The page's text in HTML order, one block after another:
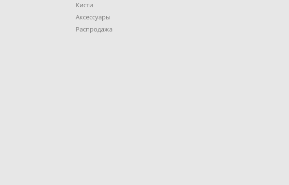
Кисти
Аксессуары
Распродажа